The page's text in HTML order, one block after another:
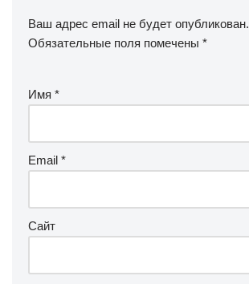
Ваш адрес email не будет опубликован.
Обязательные поля помечены *
Имя *
Email *
Сайт